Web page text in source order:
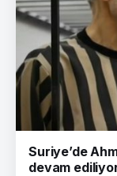
Suriye’de
devam